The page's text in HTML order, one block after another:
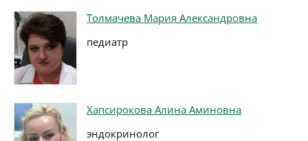
Толмачева Мария Александровна
педиатр
Хапсирокова Алина Аминовна
эндокринолог